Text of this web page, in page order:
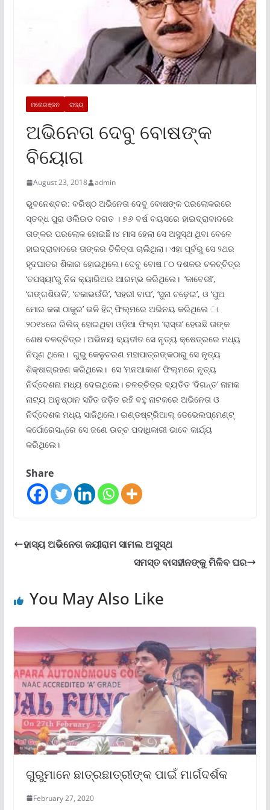
ମନୋରଞ୍ଜନ ରାଜ୍ୟ
ଅଭିନେତା ଦେବୁ ବୋଷଙ୍କ
ବିୟୋଗ
August 23, 2018 admin
ଭୁବନେଶ୍ବର: ବରିଷ୍ଠ ଅଭିନେତା ଦେବୁ ବୋଷଙ୍କ ପରଲୋକରରେ
ସ୍ତବ୍ଧ ପୁରା ଓଲିଉଡ ଦଗତ । ୭୬ ବର୍ଷ ବୟସରେ ହାଇଦ୍ରାବାଦରେ
ତାଙ୍କର ପରଲୋକ ହୋଇଛି।୪ ମାସ ହେଲା ସେ ଅସୁସ୍ଥ ଥିବା ବେଳେ
ହାଇଦ୍ରାବାଦରେ ତାଙ୍କର ଚିକିତ୍ସା ଚାଲିଥିଲା। ଏହା ପୂର୍ବରୁ ସେ ୨ଥର
ହୃଦଘାତର ଶିକାର ହୋଇଥିଲେ। ଦେବୁ ବୋଷ ୮୦ ଦଶକର ଚଳଚ୍ଚିତ୍ର
‘ତପସ୍ୟା’ରୁ ନିଜ କ୍ୟାରିଅର ଆରମ୍ଭ କରିଥିଲେ। ‘କାବେରୀ’,
‘ଗଙ୍ଗଶିଉଳି’, ‘ଚକାଭଉଁରି’, ‘ସହରୀ ବାଘ’, ‘ସୁନା ଚଢ଼େଇ’, ଓ ‘ପୁଅ
ମୋର କଳା ଠାକୁର’ ଭଳି ହିଟ୍ ଫିଲ୍ମରେ ଅଭିନୟ କରିଥିଲେ ା
୨୦୧୪ରେ ରିଲିଜ୍ ହୋଇଥିବା ଓଡ଼ିଆ ଫିଲ୍ମ ‘ରାସ୍ତା’ ହେଉଛି ତାଙ୍କ
ଶେଷ ଚଳଚ୍ଚିତ୍ର। ଅଭିନୟ ବ୍ୟତୀତ ସେ ନୃତ୍ୟ କ୍ଷେତ୍ରରେ ମଧ୍ୟ
ନିପୂଣ ଥିଲେ। ଗୁରୁ କେଳୁଚରଣ ମହାପାତ୍ରଙ୍କଠାରୁ ସେ ନୃତ୍ୟ
ଶିକ୍ଷାଗ୍ରହଣ କରିଥିଲେ। ସେ ‘ମନଆକାଶ’ ଫିଲ୍ମରେ ନୃତ୍ୟ
ନିର୍ଦ୍ଦେଶନା ମଧ୍ୟ ଦେଇଥିଲେ। ଚଳଚ୍ଚିତ୍ର ବ୍ୟତିତ ‘ଦିଗନ୍ତ’ ନାମକ
ନାଟ୍ୟ ଅନୁଷ୍ଠାନ ସହିତ ଜଡ଼ିତ ରହି ବହୁ ନାଟକରେ ଅଭିନେତା ଓ
ନିର୍ଦ୍ଦେଶକ ମଧ୍ୟ ସାଜିଥିଲେ। ଇଣ୍ଡଷ୍ଟ୍ରିଆଲ୍ ଡେଭେଲପ୍‌ମେଣ୍ଟ୍‌
କର୍ପୋରେସନ୍‌ରେ ସେ ଜଣେ ଉଚ୍ଚ ପଦାଧିକାରୀ ଭାବେ କାର୍ଯ୍ୟ
କରିଥିଲେ।
Share
ହାସ୍ୟ ଅଭିନେତା ଜୟୀରାମ ସାମଲ ଅସୁସ୍ଥ
ସମସ୍ତ ବାସହୀନଙ୍କୁ ମିଳିବ ଘର
You May Also Like
ଗୁରୁମାନେ ଛାତ୍ରଛାତ୍ରୀଙ୍କ ପାଇଁ ମାର୍ଗଦର୍ଶକ
February 27, 2020